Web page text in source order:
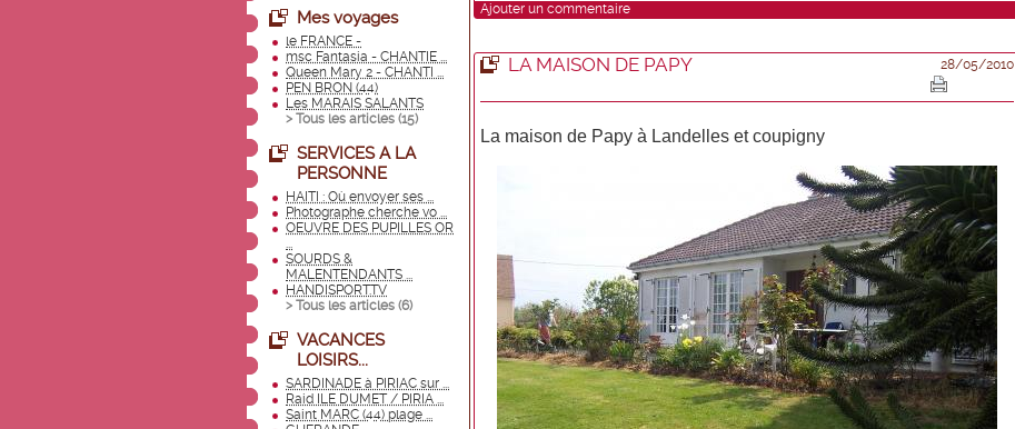
Mes voyages
le FRANCE -
msc Fantasia - CHANTIE ...
Queen Mary 2 - CHANTI ...
PEN BRON (44)
Les MARAIS SALANTS
> Tous les articles (15)
SERVICES A LA
PERSONNE
HAITI : Où envoyer ses ...
Photographe cherche vo ...
OEUVRE DES PUPILLES OR
...
SOURDS &
MALENTENDANTS ...
HANDISPORT.TV
> Tous les articles (6)
VACANCES
LOISIRS...
SARDINADE à PIRIAC sur ...
Raid ILE DUMET / PIRIA ...
Saint MARC (44) plage ...
Ajouter un commentaire
LA MAISON DE PAPY 28/05/2010
La maison de Papy à Landelles et coupigny